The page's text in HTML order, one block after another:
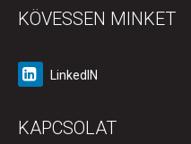
KÖVESSEN MINKET
LinkedIN
KAPCSOLAT